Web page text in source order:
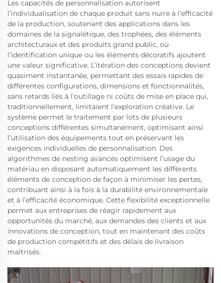
Les capacités de personnalisation autorisent
l’individualisation de chaque produit sans nuire à l’efficacité
de la production, soutenant des applications dans les
domaines de la signalétique, des trophées, des éléments
architecturaux et des produits grand public, où
l’identification unique ou les éléments décoratifs ajoutent
une valeur significative. L’itération des conceptions devient
quasiment instantanée, permettant des essais rapides de
différentes configurations, dimensions et fonctionnalités,
sans retards liés à l’outillage ni coûts de mise en place qui,
traditionnellement, limitaient l’exploration créative. Le
système permet le traitement par lots de plusieurs
conceptions différentes simultanément, optimisant ainsi
l’utilisation des équipements tout en préservant les
exigences individuelles de personnalisation. Des
algorithmes de nesting avancés optimisent l’usage du
matériau en disposant automatiquement les différents
éléments de conception de façon à minimiser les pertes,
contribuant ainsi à la fois à la durabilité environnementale
et à l’efficacité économique. Cette flexibilité exceptionnelle
permet aux entreprises de réagir rapidement aux
opportunités du marché, aux demandes des clients et aux
innovations de conception, tout en maintenant des coûts
de production compétitifs et des délais de livraison
maîtrisés.